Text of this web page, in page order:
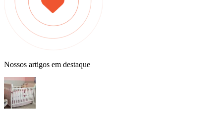
Nossos artigos em destaque